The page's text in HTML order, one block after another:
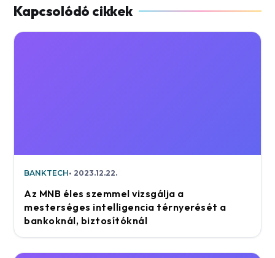
BANKTECH 2023.12.22.
Az MNB éles szemmel vizsgálja a
mesterséges intelligencia térnyerését a
bankoknál, biztosítóknál